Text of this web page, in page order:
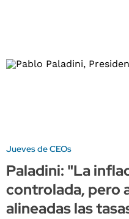
Jueves de CEOs
Paladini: "La
controlada, pero
alineadas las